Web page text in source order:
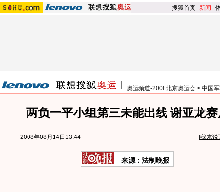
搜狐首页-新闻 -
奥运频道-2008北京奥运会 > 中国
两负一平小组第三未能出线 谢亚龙
2008年08月14日13:44 [我来说
来源：法制晚报